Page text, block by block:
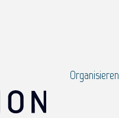
Organisieren